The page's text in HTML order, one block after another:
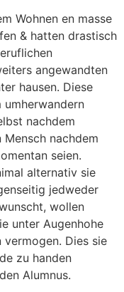
Wohnen en masse
& hatten drastisch
angewandten
hausen. Diese
umherwandern
nachdem
nachdem
seien.
alternativ sie
jedweder
wollen
unter Augenhohe
vermogen. Dies sie
zu handen
Alumnus.